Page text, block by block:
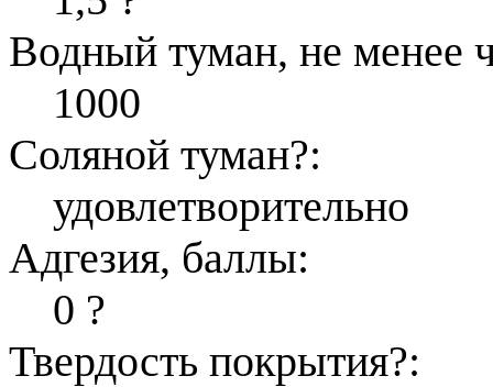
Водный туман, не менее
1000
Соляной туман?:
удовлетворительно
Адгезия, баллы:
0 ?
Твердость покрытия?: